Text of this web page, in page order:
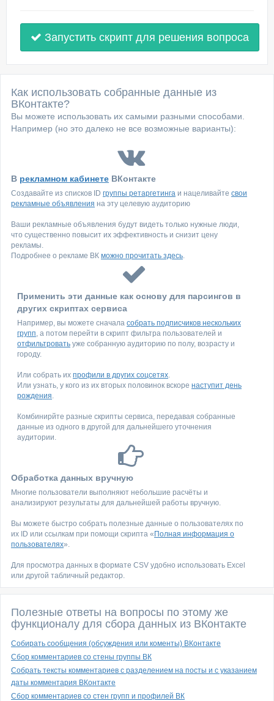
Запустить скрипт для решения вопроса
Как использовать собранные данные из
ВКонтакте?
Вы можете использовать их самыми разными способами.
Например (но это далеко не все возможные варианты):
В рекламном кабинете ВКонтакте
Создавайте из списков ID группы ретаргетинга и нацеливайте свои
рекламные объявления на эту целевую аудиторию
Ваши рекламные объявления будут видеть только нужные люди,
что существенно повысит их эффективность и снизит цену
рекламы.
Подробнее о рекламе ВК можно прочитать здесь.
Применить эти данные как основу для парсингов в
других скриптах сервиса
Например, вы можете сначала собрать подписчиков нескольких
групп, а потом перейти в скрипт фильтра пользователей и
отфильтровать уже собранную аудиторию по полу, возрасту и
городу.
Или собрать их профили в других соцсетях.
Или узнать, у кого из их вторых половинок вскоре наступит день
рождения.
Комбинирйте разные скрипты сервиса, передавая собранные
данные из одного в другой для дальнейшего уточнения
аудитории.
Обработка данных вручную
Многие пользователи выполняют небольшие расчёты и
анализируют результаты для дальнейшей работы вручную.
Вы можете быстро собрать полезные данные о пользователях по
их ID или ссылкам при помощи скрипта « Полная информация о
пользователях».
Для просмотра данных в формате CSV удобно использовать Excel
или другой табличный редактор.
Полезные ответы на вопросы по этому же
функционалу для сбора данных из ВКонтакте
Собирать сообщения (обсуждения или коменты) ВКонтакте
Сбор комментариев со стены группы ВК
Собрать тексты комментариев с разделением на посты и с указанием
даты комментария ВКонтакте
Сбор комментариев со стен групп и профилей ВК